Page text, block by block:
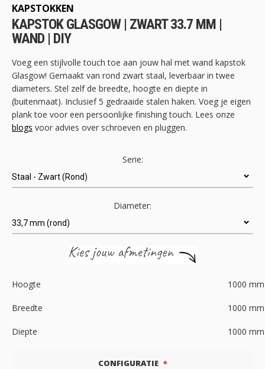
begin
van
de
afbeeldingen-
KAPSTOKKEN
KAPSTOK GLASGOW | ZWART 33.7 MM |
WAND | DIY
Voeg een stijlvolle touch toe aan jouw hal met wand kapstok
Glasgow! Gemaakt van rond zwart staal, leverbaar in twee
diameters. Stel zelf de breedte, hoogte en diepte in
(buitenmaat). Inclusief 5 gedraaide stalen haken. Voeg je eigen
plank toe voor een persoonlijke finishing touch. Lees onze
blogs voor advies over schroeven en pluggen.
Serie:
Diameter:
Hoogte 1000 mm
Breedte 1000 mm
Diepte 1000 mm
CONFIGURATIE